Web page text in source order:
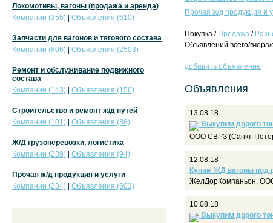
Прочая ж/д продукция и
Покупка / Продажа /
Объявлений всего/
добавить объявление
Объявления
13.08.18
Выкупим дорого
ООО СВРЗ (Санкт-
12.08.18
Купим ЖД вагоны под
ЖелДорКомпаньон,
10.08.18
Выкупим дорого
Локомотивы, вагоны (продажа и аренда)
Компании (355)
Объявления (610)
Запчасти для вагонов и тягового состава
Компании (806)
Объявления (2503)
Ремонт и обслуживание подвижного
состава
Компании (143)
Объявления (156)
Строительство и ремонт ж/д путей
Компании (101)
Объявления (88)
Ж/Д грузоперевозки, логистика
Компании (239)
Объявления (94)
Прочая ж/д продукция и услуги
Компании (234)
Объявления (603)